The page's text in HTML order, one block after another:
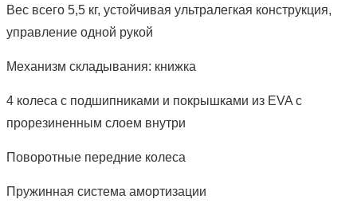
Вес всего 5,5 кг, устойчивая ультралегкая конструкция,
управление одной рукой
Механизм складывания: книжка
4 колеса с подшипниками и покрышками из EVA с
прорезиненным слоем внутри
Поворотные передние колеса
Пружинная система амортизации